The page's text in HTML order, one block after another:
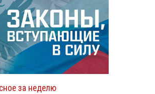
за неделю